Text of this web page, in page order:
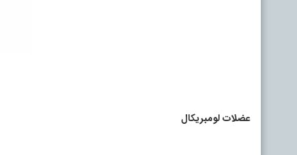
عضلات لومبریکال